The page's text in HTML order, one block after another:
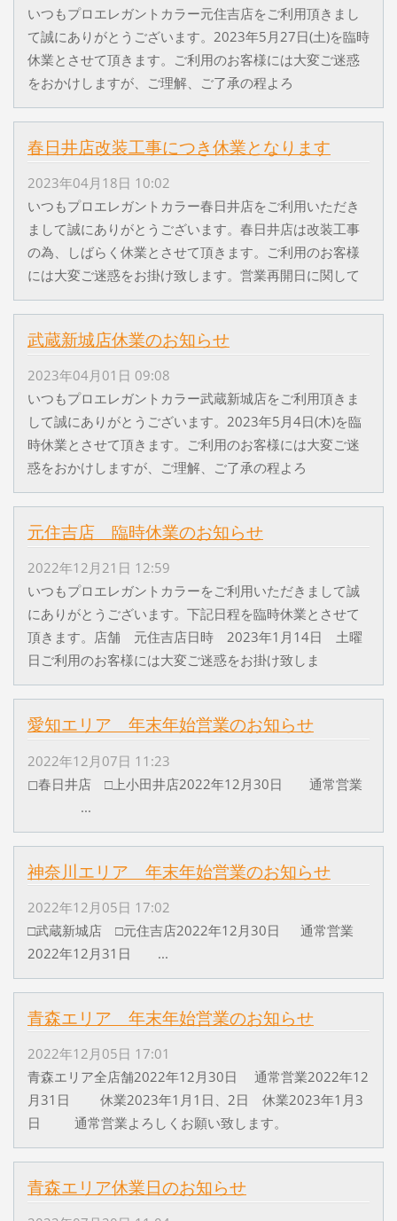
いつもプロエレガントカラー元住吉店をご利用頂きまし
て誠にありがとうございます。2023年5月27日(土)を臨時
休業とさせて頂きます。ご利用のお客様には大変ご迷惑
をおかけしますが、ご理解、ご了承の程よろ
春日井店改装工事につき休業となります
2023年04月18日 10:02
いつもプロエレガントカラー春日井店をご利用いただき
まして誠にありがとうございます。春日井店は改装工事
の為、しばらく休業とさせて頂きます。ご利用のお客様
には大変ご迷惑をお掛け致します。営業再開日に関して
武蔵新城店休業のお知らせ
2023年04月01日 09:08
いつもプロエレガントカラー武蔵新城店をご利用頂きま
して誠にありがとうございます。2023年5月4日(木)を臨
時休業とさせて頂きます。ご利用のお客様には大変ご迷
惑をおかけしますが、ご理解、ご了承の程よろ
元住吉店 臨時休業のお知らせ
2022年12月21日 12:59
いつもプロエレガントカラーをご利用いただきまして誠
にありがとうございます。下記日程を臨時休業とさせて
頂きます。店舗 元住吉店日時 2023年1月14日 土曜
日ご利用のお客様には大変ご迷惑をお掛け致しま
愛知エリア 年末年始営業のお知らせ
2022年12月07日 11:23
◻︎春日井店 □上小田井店2022年12月30日 通常営業
...
神奈川エリア 年末年始営業のお知らせ
2022年12月05日 17:02
□武蔵新城店 □元住吉店2022年12月30日 通常営業
2022年12月31日 ...
青森エリア 年末年始営業のお知らせ
2022年12月05日 17:01
青森エリア全店舗2022年12月30日 通常営業2022年12
月31日 休業2023年1月1日、2日 休業2023年1月3
日 通常営業よろしくお願い致します。
青森エリア休業日のお知らせ